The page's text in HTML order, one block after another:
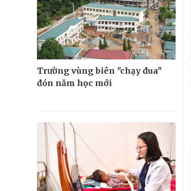
Trường vùng biên "chạy đua"
đón năm học mới